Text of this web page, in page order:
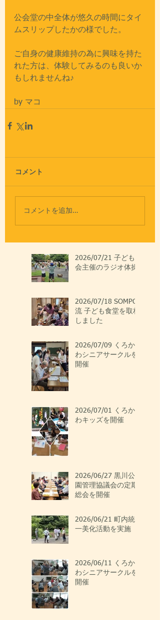
公会堂の中全体が悠久の時間にタイ
ムスリップしたかの様でした。
ご自身の健康維持の為に興味を持た
れた方は、体験してみるのも良いか
もしれませんね♪
by マコ
コメント
コメントを追加…
2026/07/21 子ども
会主催のラジオ体操
2026/07/18 SOMPO
流 子ども食堂を取材
しました
2026/07/09 くろか
わシニアサークルを
開催
2026/07/01 くろか
わキッズを開催
2026/06/27 黒川公
園管理協議会の定期
総会を開催
2026/06/21 町内統
一美化活動を実施
2026/06/11 くろか
わシニアサークルを
開催